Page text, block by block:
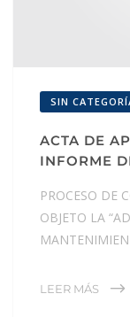
SIN
ACTA DE
INFORME
PROCESO DE
OBJETO LA
LEER MÁS